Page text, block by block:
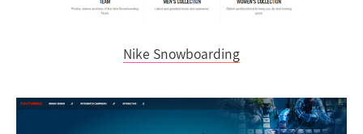
Nike Snowboarding